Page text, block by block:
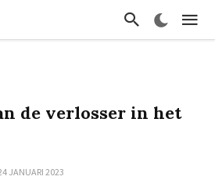
de verlosser in het
JANUARI 2023